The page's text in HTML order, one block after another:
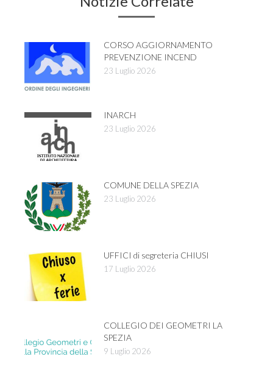
CORSO AGGIORNAMENTO
PREVENZIONE INCEND
23 Luglio 2026
INARCH
23 Luglio 2026
COMUNE DELLA SPEZIA
23 Luglio 2026
UFFICI di segreteria CHIUSI
17 Luglio 2026
COLLEGIO DEI GEOMETRI LA
SPEZIA
9 Luglio 2026